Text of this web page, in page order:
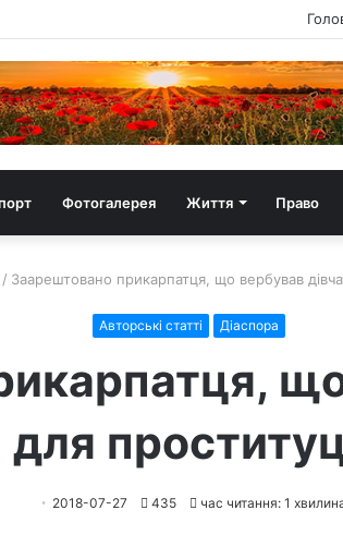
Фотогалерея Життя Право
/ Заарештовано прикарпатця, що вербував дівчат
Авторські статті Діаспора
для
2018-07-27 435 час читання: 1